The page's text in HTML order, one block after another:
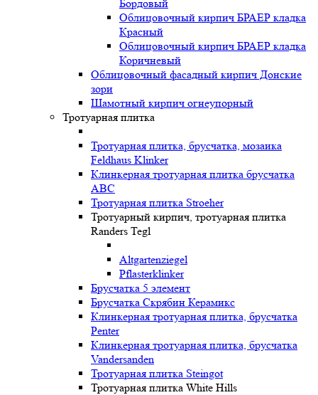
Бордовый
Облицовочный кирпич БРАЕР кладка
Красный
Облицовочный кирпич БРАЕР кладка
Коричневый
Облицовочный фасадный кирпич Донские
зори
Шамотный кирпич огнеупорный
Тротуарная плитка
Тротуарная плитка, брусчатка, мозаика
Feldhaus Klinker
Клинкерная тротуарная плитка брусчатка
ABC
Тротуарная плитка Stroeher
Тротуарный кирпич, тротуарная плитка
Randers Tegl
Altgartenziegel
Pflasterklinker
Брусчатка 5 элемент
Брусчатка Скрябин Керамикс
Клинкерная тротуарная плитка, брусчатка
Penter
Клинкерная тротуарная плитка, брусчатка
Vandersanden
Тротуарная плитка Steingot
Тротуарная плитка White Hills